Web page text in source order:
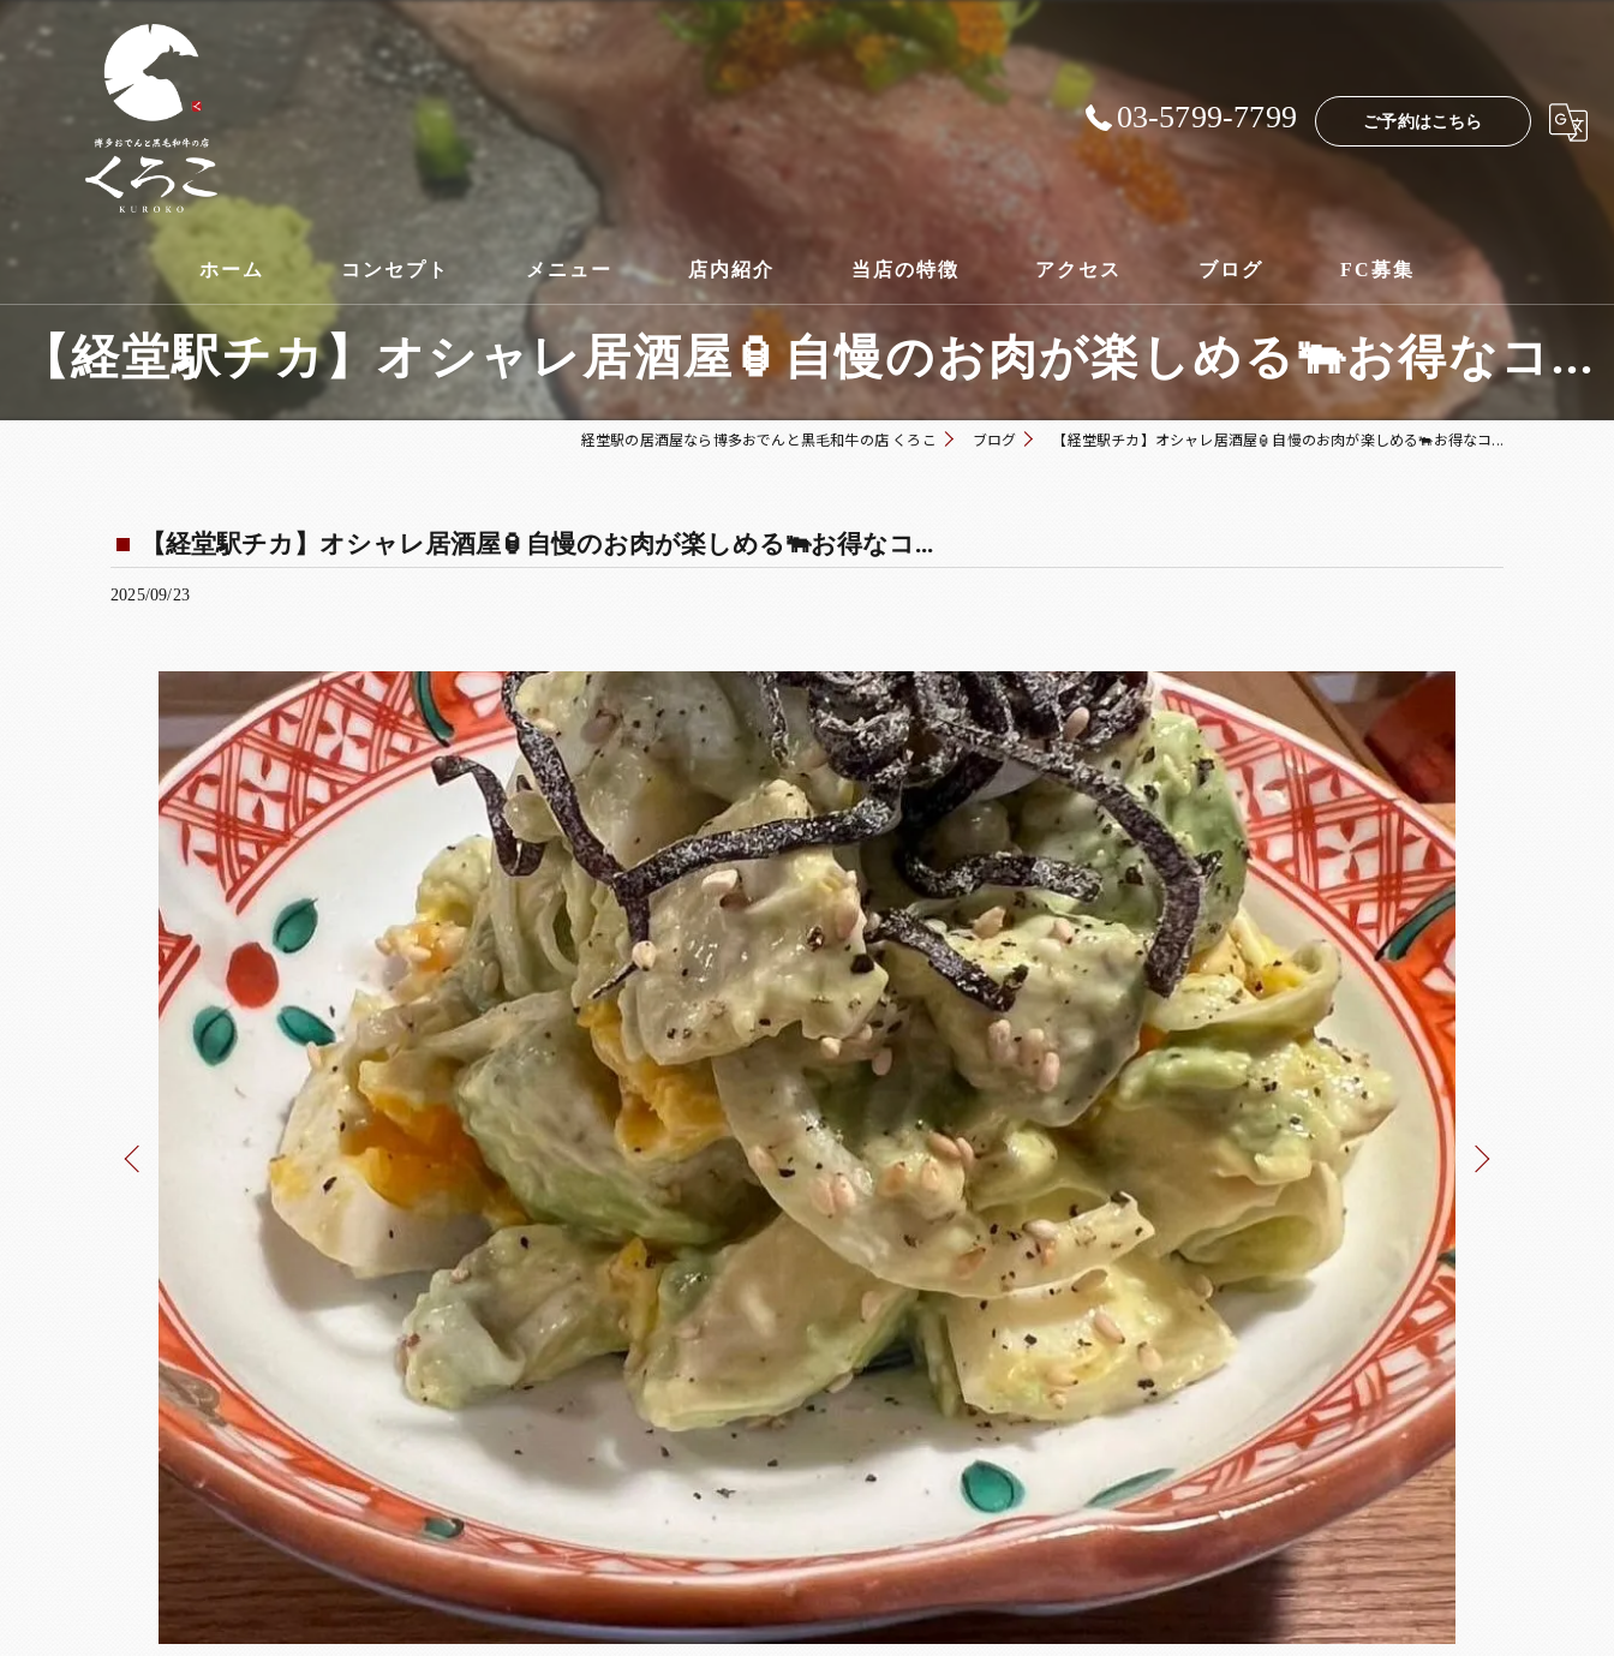
03-5799-7799 ご予約はこちら
ホーム コンセプト メニュー 店内紹介 当店の特徴
コース
アクセス ブログ FC募集
【経堂駅チカ】オシャレ居酒屋🏮自慢のお肉が楽しめる🐃お得なコ...
経堂駅の居酒屋なら博多おでんと黒毛和牛の店 くろこ ブログ 【経堂駅チカ】オシャレ居酒屋🏮自慢のお肉が楽しめる🐃お得なコ...
【経堂駅チカ】オシャレ居酒屋🏮自慢のお肉が楽しめる🐃お得なコ...
2025/09/23